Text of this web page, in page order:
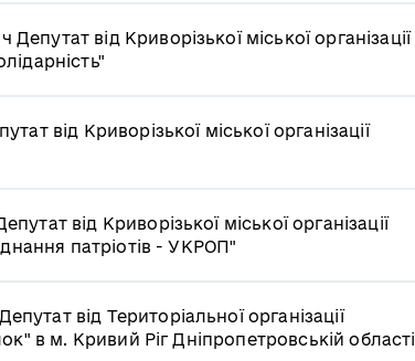
Депутат від Криворізької міської організації
від Криворізької міської організації
від Криворізької міської організації
патріотів - УКРОП"
Депутат від Територіальної організації
в м. Кривий Ріг Дніпропетровській області